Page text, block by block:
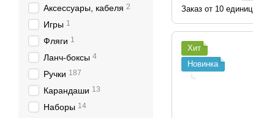
Заказ от 10 единиц
Хит
Новинка
Аксессуары, кабеля 2
Игры 1
Фляги 1
Ланч-боксы 4
Ручки 187
Карандаши 13
Наборы 14